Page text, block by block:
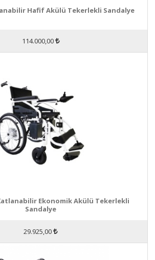
Hafif Akülü Tekerlekli Sandalye
114.000,00
Ekonomik Akülü Tekerlekli
Sandalye
29.925,00